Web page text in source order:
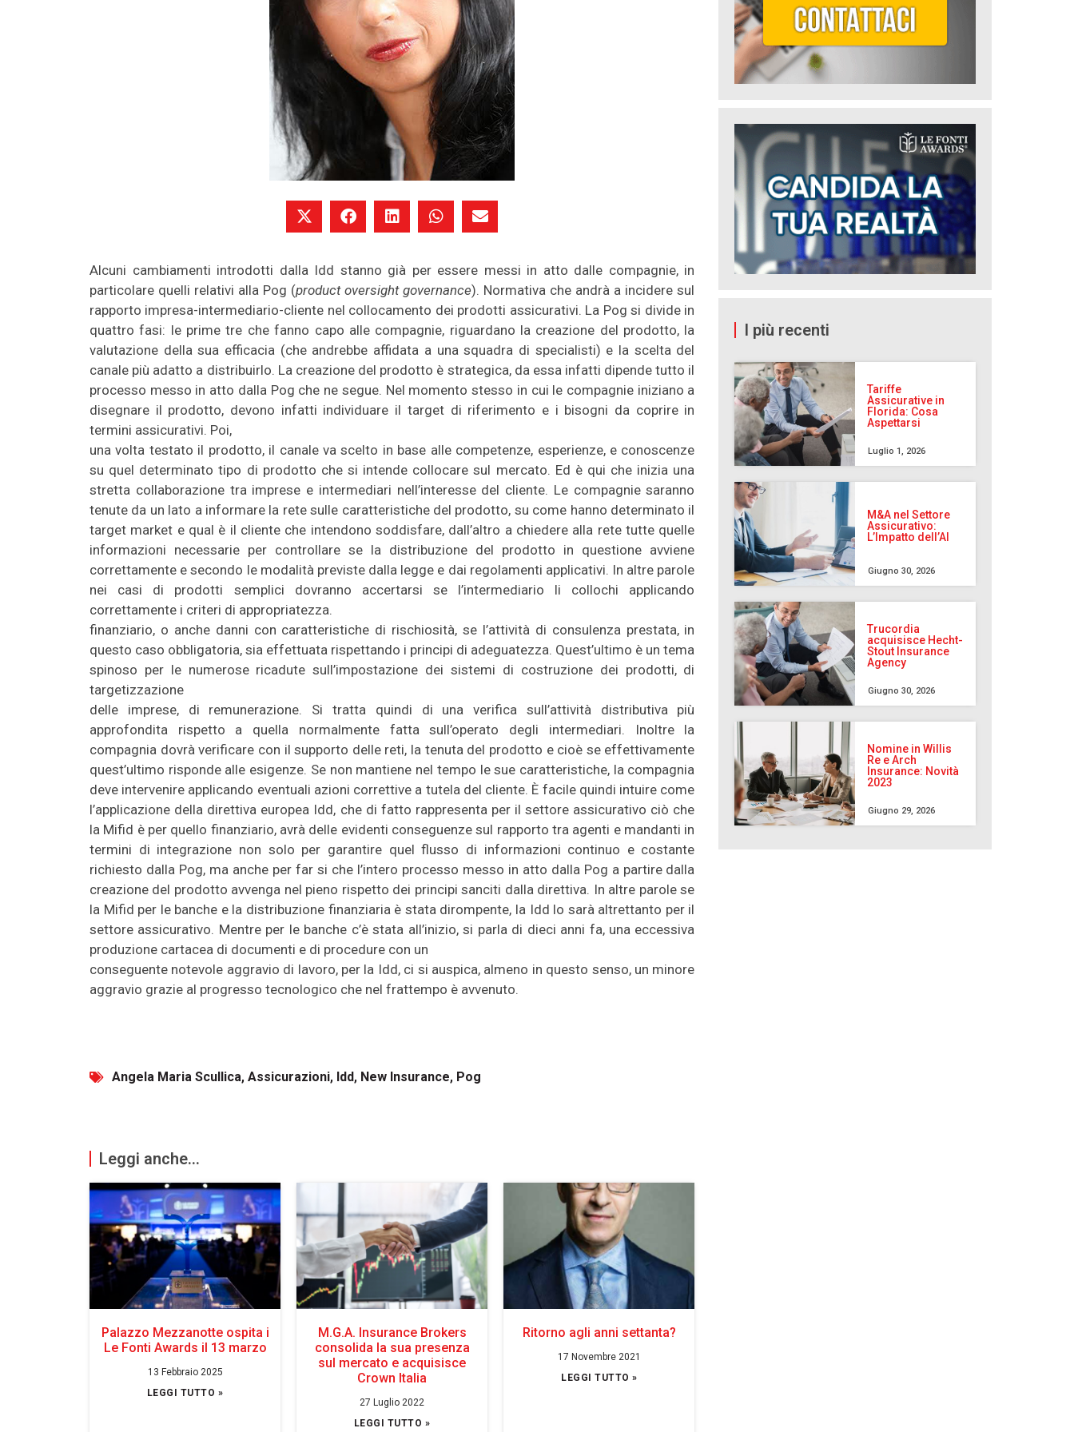
Alcuni cambiamenti introdotti dalla Idd stanno già per essere messi in atto dalle compagnie, in
particolare quelli relativi alla Pog (product oversight governance). Normativa che andrà a incidere sul
rapporto impresa-intermediario-cliente nel collocamento dei prodotti assicurativi. La Pog si divide in
quattro fasi: le prime tre che fanno capo alle compagnie, riguardano la creazione del prodotto, la
valutazione della sua efficacia (che andrebbe affidata a una squadra di specialisti) e la scelta del
canale più adatto a distribuirlo. La creazione del prodotto è strategica, da essa infatti dipende tutto il
processo messo in atto dalla Pog che ne segue. Nel momento stesso in cui le compagnie iniziano a
disegnare il prodotto, devono infatti individuare il target di riferimento e i bisogni da coprire in
termini assicurativi. Poi,
una volta testato il prodotto, il canale va scelto in base alle competenze, esperienze, e conoscenze
su quel determinato tipo di prodotto che si intende collocare sul mercato. Ed è qui che inizia una
stretta collaborazione tra imprese e intermediari nell’interesse del cliente. Le compagnie saranno
tenute da un lato a informare la rete sulle caratteristiche del prodotto, su come hanno determinato il
target market e qual è il cliente che intendono soddisfare, dall’altro a chiedere alla rete tutte quelle
informazioni necessarie per controllare se la distribuzione del prodotto in questione avviene
correttamente e secondo le modalità previste dalla legge e dai regolamenti applicativi. In altre parole
nei casi di prodotti semplici dovranno accertarsi se l’intermediario li collochi applicando
correttamente i criteri di appropriatezza.
finanziario, o anche danni con caratteristiche di rischiosità, se l’attività di consulenza prestata, in
questo caso obbligatoria, sia effettuata rispettando i principi di adeguatezza. Quest’ultimo è un tema
spinoso per le numerose ricadute sull’impostazione dei sistemi di costruzione dei prodotti, di
targetizzazione
delle imprese, di remunerazione. Si tratta quindi di una verifica sull’attività distributiva più
approfondita rispetto a quella normalmente fatta sull’operato degli intermediari. Inoltre la
compagnia dovrà verificare con il supporto delle reti, la tenuta del prodotto e cioè se effettivamente
quest’ultimo risponde alle esigenze. Se non mantiene nel tempo le sue caratteristiche, la compagnia
deve intervenire applicando eventuali azioni correttive a tutela del cliente. È facile quindi intuire come
l’applicazione della direttiva europea Idd, che di fatto rappresenta per il settore assicurativo ciò che
la Mifid è per quello finanziario, avrà delle evidenti conseguenze sul rapporto tra agenti e mandanti in
termini di integrazione non solo per garantire quel flusso di informazioni continuo e costante
richiesto dalla Pog, ma anche per far si che l’intero processo messo in atto dalla Pog a partire dalla
creazione del prodotto avvenga nel pieno rispetto dei principi sanciti dalla direttiva. In altre parole se
la Mifid per le banche e la distribuzione finanziaria è stata dirompente, la Idd lo sarà altrettanto per il
settore assicurativo. Mentre per le banche c’è stata all’inizio, si parla di dieci anni fa, una eccessiva
produzione cartacea di documenti e di procedure con un
conseguente notevole aggravio di lavoro, per la Idd, ci si auspica, almeno in questo senso, un minore
aggravio grazie al progresso tecnologico che nel frattempo è avvenuto.
Angela Maria Scullica, Assicurazioni, Idd, New Insurance, Pog
Leggi anche...
Palazzo Mezzanotte ospita i
Le Fonti Awards il 13 marzo
13 Febbraio 2025
LEGGI TUTTO »
M.G.A. Insurance Brokers
consolida la sua presenza
sul mercato e acquisisce
Crown Italia
27 Luglio 2022
LEGGI TUTTO »
Ritorno agli anni settanta?
17 Novembre 2021
LEGGI TUTTO »
I più recenti
Tariffe
Assicurative in
Florida: Cosa
Aspettarsi
Luglio 1, 2026
M&A nel Settore
Assicurativo:
L’Impatto dell’AI
Giugno 30, 2026
Trucordia
acquisisce Hecht-
Stout Insurance
Agency
Giugno 30, 2026
Nomine in Willis
Re e Arch
Insurance: Novità
2023
Giugno 29, 2026